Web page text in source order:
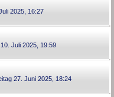
2025, 16:27
Juli 2025, 19:59
27. Juni 2025, 18:24